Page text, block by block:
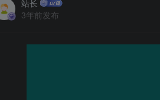
站长
3年前发布